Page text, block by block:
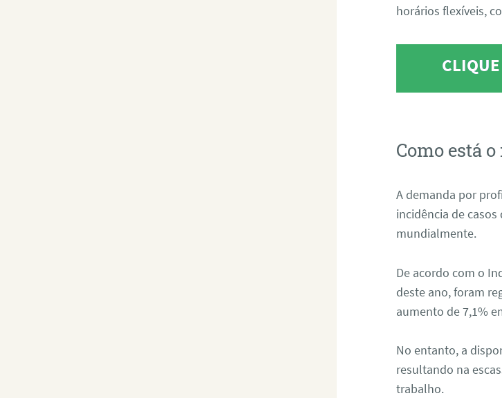
horários flexíveis,
Como está
A demanda por
incidência de
mundialmente.
De acordo com o
deste ano, foram
aumento de 7,1%
No entanto, a
resultando na
trabalho.